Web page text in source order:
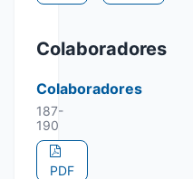
Colaboradores
Colaboradores
187-
190
PDF